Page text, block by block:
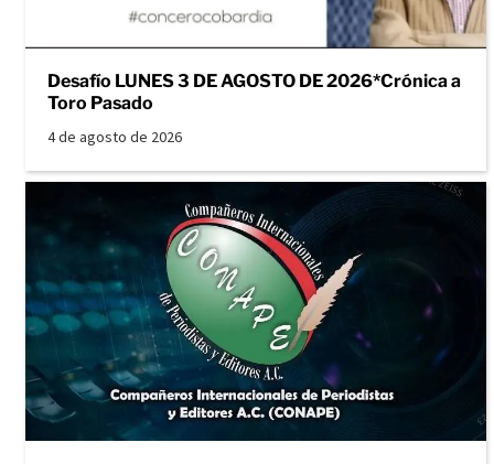
Desafío LUNES 3 DE AGOSTO DE 2026*Crónica a
Toro Pasado
4 de agosto de 2026